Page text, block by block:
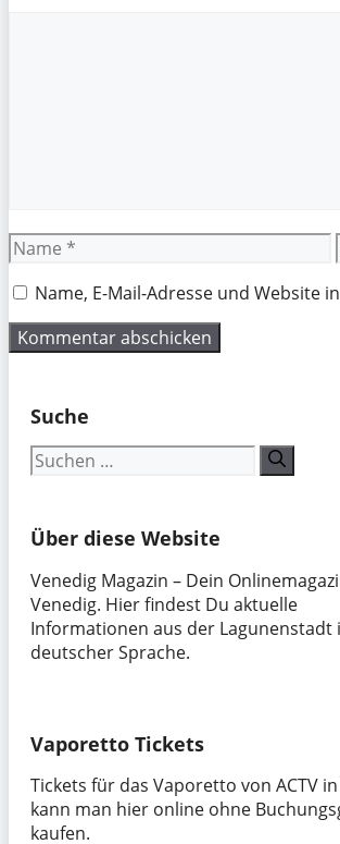
Name
Name, E-Mail-Adresse und Website
Suche
Suchen
nach:
Über diese Website
Venedig Magazin – Dein
Venedig. Hier findest Du aktuelle
Informationen aus der Lagunenstadt
deutscher Sprache.
Vaporetto Tickets
Tickets für das Vaporetto von ACTV
kann man hier online ohne
kaufen.